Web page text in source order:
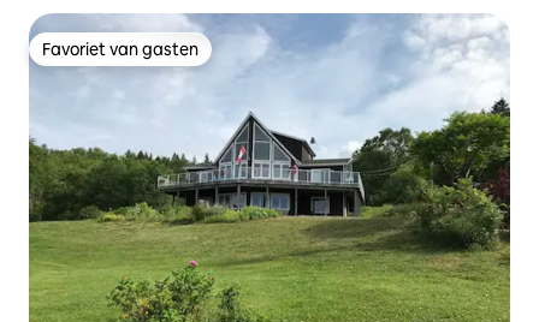
Favoriet van gasten
Favoriet van gasten